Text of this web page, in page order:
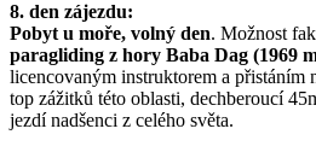
8. den zájezdu:
Pobyt u moře, volný den. Možnost
paragliding z hory Baba Dag (1969
licencovaným instruktorem a přistáním
top zážitků této oblasti, dechberoucí
jezdí nadšenci z celého světa.